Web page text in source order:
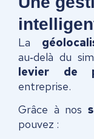
La
au‑delà du
levier de
entreprise.
Grâce à nos
pouvez :